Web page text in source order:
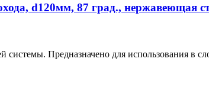
d120мм, 87 град., нержавеющая
Предназначено для использования в